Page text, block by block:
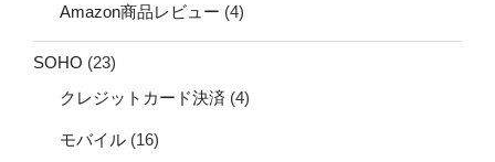
Amazon商品レビュー (4)
SOHO (23)
クレジットカード決済 (4)
モバイル (16)